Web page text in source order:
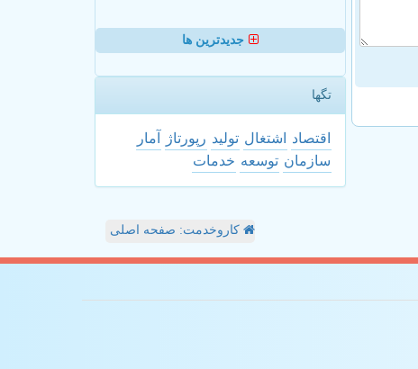
جدیدترین ها
تگها
اقتصاد اشتغال تولید رپورتاژ
آمار
سازمان توسعه خدمات
کاروخدمت: صفحه اصلی